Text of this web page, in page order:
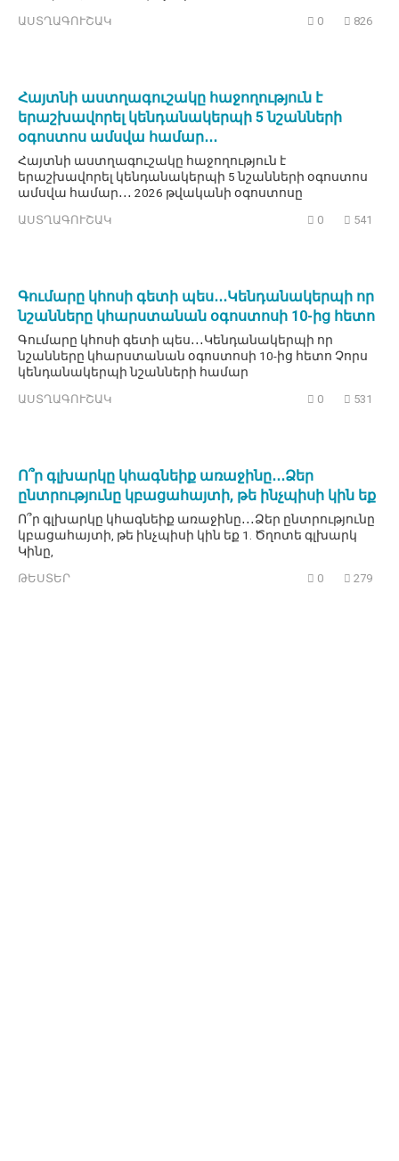
ԱՍՏՂԱԳՈՒՇԱԿ 0 826
Հայտնի աստղագուշակը հաջողություն է
երաշխավորել կենդանակերպի 5 նշանների
օգոստոս ամսվա համար․․․
Հայտնի աստղագուշակը հաջողություն է
երաշխավորել կենդանակերպի 5 նշանների օգոստոս
ամսվա համար․․․ 2026 թվականի օգոստոսը
ԱՍՏՂԱԳՈՒՇԱԿ 0 541
Գումարը կհոսի գետի պես․․․Կենդանակերպի որ
նշանները կհարստանան օգոստոսի 10-ից հետո
Գումարը կհոսի գետի պես․․․Կենդանակերպի որ
նշանները կհարստանան օգոստոսի 10-ից հետո Չորս
կենդանակերպի նշանների համար
ԱՍՏՂԱԳՈՒՇԱԿ 0 531
Ո՞ր գլխարկը կհագնեիք առաջինը․․․Ձեր
ընտրությունը կբացահայտի, թե ինչպիսի կին եք
Ո՞ր գլխարկը կհագնեիք առաջինը․․․Ձեր ընտրությունը
կբացահայտի, թե ինչպիսի կին եք 1. Ծղոտե գլխարկ
Կինը,
ԹԵՍՏԵՐ 0 279